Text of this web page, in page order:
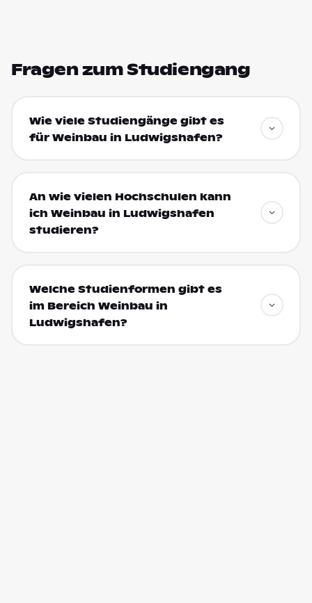
Fragen zum Studiengang
Wie viele Studiengänge gibt es
für Weinbau in Ludwigshafen?
An wie vielen Hochschulen kann
ich Weinbau in Ludwigshafen
studieren?
Welche Studienformen gibt es
im Bereich Weinbau in
Ludwigshafen?